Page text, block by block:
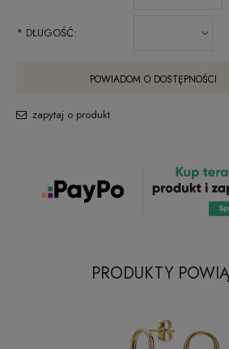
* DŁUGOŚĆ:
POWIADOM O DOSTĘPNOŚCI
zapytaj o produkt
PRODUKTY